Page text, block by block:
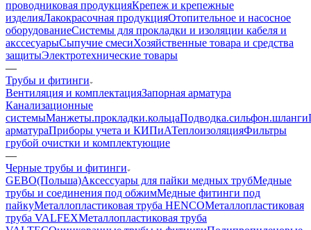
проводниковая продукцияКрепеж и крепежные
изделияЛакокрасочная продукцияОтопительное и насосное
оборудованиеСистемы для прокладки и изоляции кабеля и
акссесуарыСыпучие смесиХозяйственные товара и средства
защитыЭлектротехнические товары
—
Трубы и фитинги
Вентиляция и комплектацияЗапорная арматура
Канализационные
системыМанжеты.прокладки.кольцаПодводка.сильфон.шланги
арматураПриборы учета и КИПиАТеплоизоляцияФильтры
грубой очистки и комплектующие
—
Черные трубы и фитинги
GEBO(Польша)Аксессуары для пайки медных трубМедные
трубы и соединения под обжимМедные фитинги под
пайкуМеталлопластиковая труба HENCOМеталлопластиковая
труба VALFEXМеталлопластиковая труба